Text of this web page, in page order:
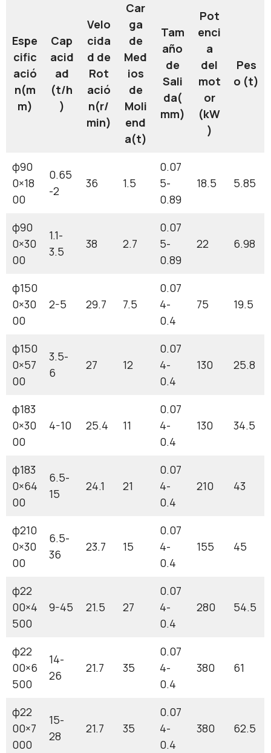
Espe
cific
ació
n(m
m)
Cap
acid
ad
(t/h
)
Velo
cida
d de
Rot
ació
n(r/
min)
Car
ga
de
Med
ios
de
Moli
end
a(t)
Tam
año
de
Sali
da(
mm)
Pot
enci
a
del
mot
or
(kW
)
Pes
o (t)
φ90
0×18
00
0.65
-2
36 1.5
0.07
5-
0.89
18.5 5.85
φ90
0×30
00
1.1-
3.5
38 2.7
0.07
5-
0.89
22 6.98
φ150
0×30
00
2-5 29.7 7.5
0.07
4-
0.4
75 19.5
φ150
0×57
00
3.5-
6
27 12
0.07
4-
0.4
130 25.8
φ183
0×30
00
4-10 25.4 11
0.07
4-
0.4
130 34.5
φ183
0×64
00
6.5-
15
24.1 21
0.07
4-
0.4
210 43
φ210
0×30
00
6.5-
36
23.7 15
0.07
4-
0.4
155 45
φ22
00×4
500
9-45 21.5 27
0.07
4-
0.4
280 54.5
φ22
00×6
500
14-
26
21.7 35
0.07
4-
0.4
380 61
φ22
00×7
000
15-
28
21.7 35
0.07
4-
0.4
380 62.5